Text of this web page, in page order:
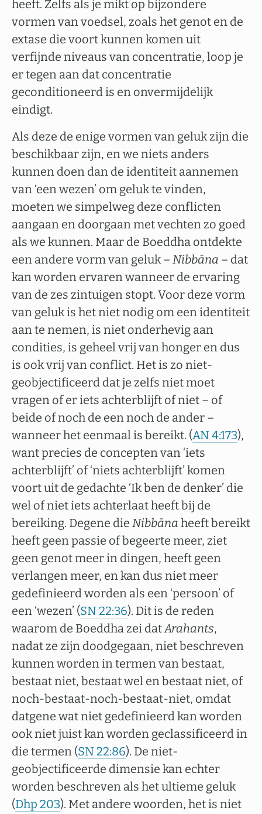
heeft. Zelfs als je mikt op bijzondere
vormen van voedsel, zoals het genot en de
extase die voort kunnen komen uit
verfijnde niveaus van concentratie, loop je
er tegen aan dat concentratie
geconditioneerd is en onvermijdelijk
eindigt.
Als deze de enige vormen van geluk zijn die
beschikbaar zijn, en we niets anders
kunnen doen dan de identiteit aannemen
van ‘een wezen’ om geluk te vinden,
moeten we simpelweg deze conflicten
aangaan en doorgaan met vechten zo goed
als we kunnen. Maar de Boeddha ontdekte
een andere vorm van geluk – Nibbāna – dat
kan worden ervaren wanneer de ervaring
van de zes zintuigen stopt. Voor deze vorm
van geluk is het niet nodig om een identiteit
aan te nemen, is niet onderhevig aan
condities, is geheel vrij van honger en dus
is ook vrij van conflict. Het is zo niet-
geobjectificeerd dat je zelfs niet moet
vragen of er iets achterblijft of niet – of
beide of noch de een noch de ander –
wanneer het eenmaal is bereikt. (AN 4:173),
want precies de concepten van ‘iets
achterblijft’ of ‘niets achterblijft’ komen
voort uit de gedachte ‘Ik ben de denker’ die
wel of niet iets achterlaat heeft bij de
bereiking. Degene die Nibbāna heeft bereikt
heeft geen passie of begeerte meer, ziet
geen genot meer in dingen, heeft geen
verlangen meer, en kan dus niet meer
gedefinieerd worden als een ‘persoon’ of
een ‘wezen’ (SN 22:36). Dit is de reden
waarom de Boeddha zei datArahants,
nadat ze zijn doodgegaan, niet beschreven
kunnen worden in termen van bestaat,
bestaat niet, bestaat wel en bestaat niet, of
noch-bestaat-noch-bestaat-niet, omdat
datgene wat niet gedefinieerd kan worden
ook niet juist kan worden geclassificeerd in
die termen (SN 22:86). De niet-
geobjectificeerde dimensie kan echter
worden beschreven als het ultieme geluk
(Dhp 203). Met andere woorden, het is niet